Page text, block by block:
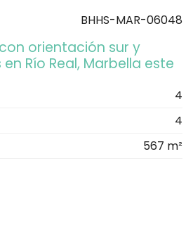
BHHS-MAR-06048
orientación sur y
Río Real, Marbella este
4
4
567 m²